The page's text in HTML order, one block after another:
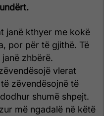
janë kthyer me kokë
por për të gjithë. Të
zhbërë.
vlerat
zëvendësojnë të
shumë shpejt.
më ngadalë në këtë